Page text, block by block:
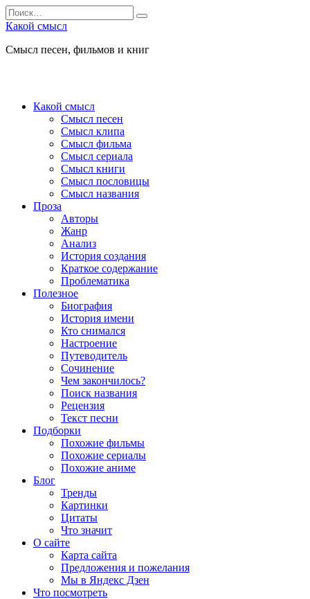
Перейти
к
Search
for:
Какой смысл
Смысл песен, фильмов и книг
Какой смысл
Смысл песен
Смысл клипа
Смысл фильма
Смысл сериала
Смысл книги
Смысл пословицы
Смысл названия
Проза
Авторы
Жанр
Анализ
История создания
Краткое содержание
Проблематика
Полезное
Биография
История имени
Кто снимался
Настроение
Путеводитель
Сочинение
Чем закончилось?
Поиск названия
Рецензия
Текст песни
Подборки
Похожие фильмы
Похожие сериалы
Похожие аниме
Блог
Тренды
Картинки
Цитаты
Что значит
О сайте
Карта сайта
Предложения и пожелания
Мы в Яндекс Дзен
Что посмотреть